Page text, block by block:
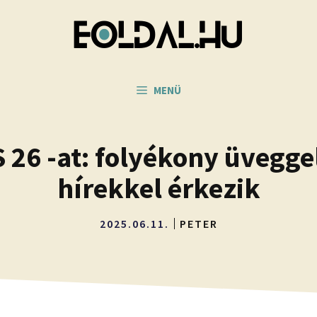
MENÜ
26 -at: folyékony
hírekkel érkezik
2025.06.11. PETER